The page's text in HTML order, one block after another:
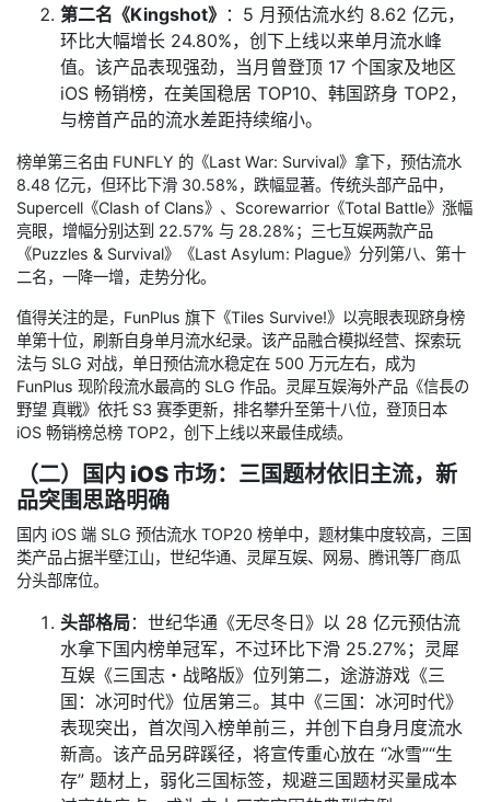
第二名《Kingshot》 ：5 月预估流水约 8.62 亿元，
环比大幅增长 24.80%，创下上线以来单月流水峰
值。该产品表现强劲，当月曾登顶 17 个国家及地区
iOS 畅销榜，在美国稳居 TOP10、韩国跻身 TOP2，
与榜首产品的流水差距持续缩小。
榜单第三名由 FUNFLY 的《Last War: Survival》拿下，预估流水
8.48 亿元，但环比下滑 30.58%，跌幅显著。传统头部产品中，
Supercell《Clash of Clans》、Scorewarrior《Total Battle》涨幅
亮眼，增幅分别达到 22.57% 与 28.28%；三七互娱两款产品
《Puzzles & Survival》《Last Asylum: Plague》分列第八、第十
二名，一降一增，走势分化。
值得关注的是，FunPlus 旗下《Tiles Survive!》以亮眼表现跻身榜
单第十位，刷新自身单月流水纪录。该产品融合模拟经营、探索玩
法与 SLG 对战，单日预估流水稳定在 500 万元左右，成为
FunPlus 现阶段流水最高的 SLG 作品。灵犀互娱海外产品《信長の
野望 真戦》依托 S3 赛季更新，排名攀升至第十八位，登顶日本
iOS 畅销榜总榜 TOP2，创下上线以来最佳成绩。
（二）国内 iOS 市场：三国题材依旧主流，新
品突围思路明确
国内 iOS 端 SLG 预估流水 TOP20 榜单中，题材集中度较高，三国
类产品占据半壁江山，世纪华通、灵犀互娱、网易、腾讯等厂商瓜
分头部席位。
头部格局：世纪华通《无尽冬日》以 28 亿元预估流
水拿下国内榜单冠军，不过环比下滑 25.27%；灵犀
互娱《三国志・战略版》位列第二，途游游戏《三
国：冰河时代》位居第三。其中《三国：冰河时代》
表现突出，首次闯入榜单前三，并创下自身月度流水
新高。该产品另辟蹊径，将宣传重心放在 “冰雪”“生
存” 题材上，弱化三国标签，规避三国题材买量成本